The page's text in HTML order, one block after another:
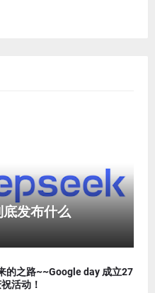
发布什么
的之路~~Google day 成立27
活动！